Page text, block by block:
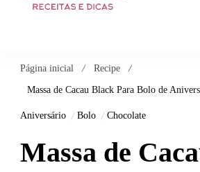
Página inicial
Recipe
Massa de Cacau Black Para Bolo de
Aniversário Bolo Chocolate
Massa de